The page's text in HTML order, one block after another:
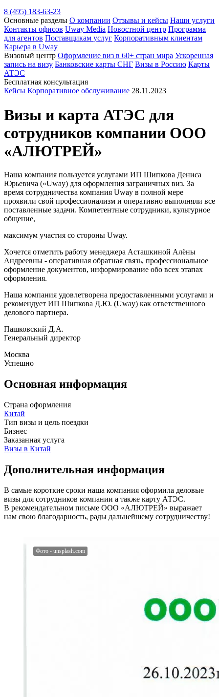
8 (495) 183-63-23
Основные разделы О компании Отзывы и кейсы Наши услуги
Контакты офисов Uway Media Новостной центр Программа
для агентов Поставщикам услуг Корпоративным клиентам
Карьера в Uway
Визовый центр Оформление виз в 60+ стран мира Ускоренная
запись на визу Банковские карты СНГ Визы в Россию Карты
АТЭС
Бесплатная консультация
Кейсы Корпоративное обслуживание 28.11.2023
Визы и карта АТЭС для
сотрудников компании ООО
«АЛЮТРЕЙ»
Наша компания пользуется услугами ИП Шипкова Дениса
Юрьевича («Uway) для оформления заграничных виз. За
время сотрудничества компания Uway в полной мере
проявили свой профессионализм и оперативно выполняли все
поставленные задачи. Компетентные сотрудники, культурное
общение,
максимум участия со стороны Uway.
Хочется отметить работу менеджера Асташкиной Алёны
Андреевны - оперативная обратная связь, профессиональное
оформление документов, информирование обо всех этапах
оформления.
Наша компания удовлетворена предоставленными услугами и
рекомендует ИП Шипкова Д.Ю. (Uway) как ответственного
делового партнера.
Пашковский Д.А.
Генеральный директор
Москва
Успешно
Основная информация
Страна оформления
Китай
Тип визы и цель поездки
Бизнес
Заказанная услуга
Визы в Китай
Дополнительная информация
В самые короткие сроки наша компания оформила деловые
визы для сотрудников компании а также карту АТЭС.
В рекомендательном письме ООО «АЛЮТРЕЙ» выражает
нам свою благодарность, рады дальнейшему сотрудничеству!